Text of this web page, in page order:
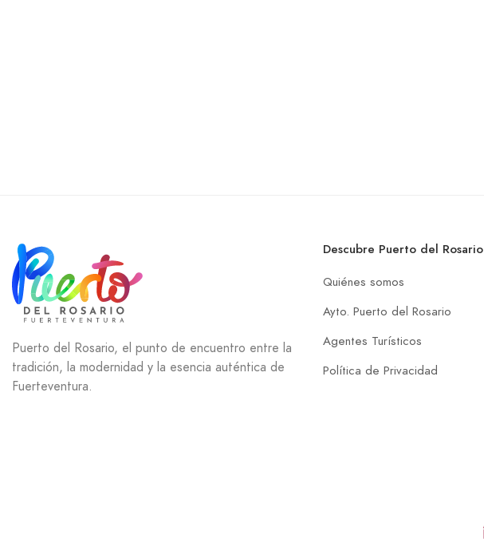
Puerto del Rosario, el punto de encuentro entre la
tradición, la modernidad y la esencia auténtica de
Fuerteventura.
Descubre Puerto del Rosario
Quiénes somos
Ayto. Puerto del Rosario
Agentes Turísticos
Política de Privacidad